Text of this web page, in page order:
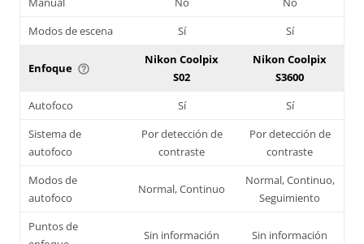
Modos de escena
Sí Sí
Enfoque help_outline
Nikon Coolpix
S02
Nikon Coolpix
S3600
Autofoco
Sí
Sí
Sistema de
autofoco
Por detección de
contraste
Por detección de
contraste
Modos de
autofoco
Normal, Continuo
Normal, Continuo,
Seguimiento
Puntos de
Sin información Sin información